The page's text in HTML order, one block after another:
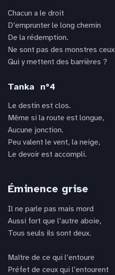
Chacun a le droit
D’emprunter le long chemin
De la rédemption.
Ne sont pas des monstres ceux
Qui y mettent des barrières ?
Tanka n°4
Le destin est clos.
Même si la route est longue,
Aucune jonction.
Peu valent le vent, la neige,
Le devoir est accompli.
Éminence grise
Il ne parle pas mais mord
Aussi fort que l’autre aboie,
Tous seuls ils sont deux.
Maître de ce qui l’entoure
Préfet de ceux qui l’entourent